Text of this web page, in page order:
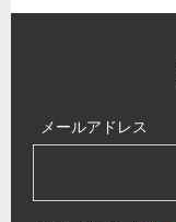
メールアドレス